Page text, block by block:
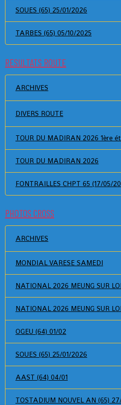
SOUES (65) 25/01/2026
TARBES (65) 05/10/2025
RESULTATS ROUTE
ARCHIVES
DIVERS ROUTE
TOUR DU MADIRAN 2026 1ère
TOUR DU MADIRAN 2026
FONTRAILLES CHPT 65 (17/05/
PHOTOS CROSS
ARCHIVES
MONDIAL VARESE SAMEDI
NATIONAL 2026 MEUNG SUR
NATIONAL 2026 MEUNG SUR
OGEU (64) 01/02
SOUES (65) 25/01/2026
AAST (64) 04/01
TOSTADIUM NOUVEL AN (65)